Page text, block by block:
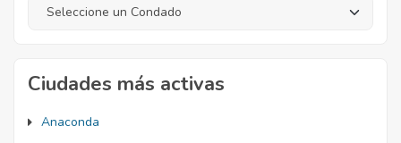
Ciudades más activas
Anaconda